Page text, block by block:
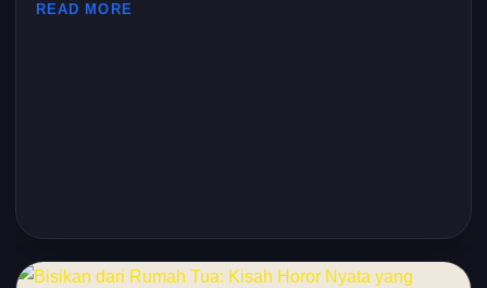
READ MORE